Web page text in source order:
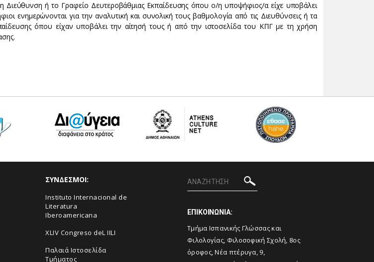
Διεύθυνση ή το Γραφείο Δευτεροβάθμιας Εκπαίδευσης όπου ο/η υποψήφιος/α είχε υποβάλει
ενημερώνονται για την αναλυτική και συνολική τους βαθμολογία από τις Διευθύνσεις ή τα
όπου είχαν υποβάλει την αίτησή τους ή από την ιστοσελίδα του ΚΠΓ με τη χρήση
ΣΥΝΔΕΣΜΟΙ:
Instituto Internacional de
Literatura
Iberoamericana
XLIV Congreso deL IILI
Παλαιά Ιστοσελίδα
Τμήματος
ΕΠΙΚΟΙΝΩΝΙΑ:
Τμήμα Ισπανικής Γλώσσας και
Φιλολογίας, Φιλοσοφική Σχολή, 8ος
όροφος, Νέα πτέρυγα, 9,